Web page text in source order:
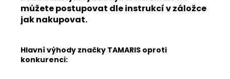
můžete postupovat dle instrukcí v záložce
jak nakupovat.
Hlavní výhody značky TAMARIS oproti
konkurenci: